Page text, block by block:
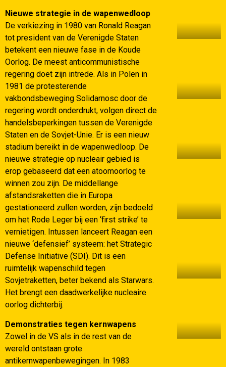
Nieuwe strategie in de wapenwedloop
De verkiezing in 1980 van Ronald Reagan
tot president van de Verenigde Staten
betekent een nieuwe fase in de Koude
Oorlog. De meest anticommunistische
regering doet zijn intrede. Als in Polen in
1981 de protesterende
vakbondsbeweging Solidarnosc door de
regering wordt onderdrukt, volgen direct de
handelsbeperkingen tussen de Verenigde
Staten en de Sovjet-Unie. Er is een nieuw
stadium bereikt in de wapenwedloop. De
nieuwe strategie op nucleair gebied is
erop gebaseerd dat een atoomoorlog te
winnen zou zijn. De middellange
afstandsraketten die in Europa
gestationeerd zullen worden, zijn bedoeld
om het Rode Leger bij een ‘first strike’ te
vernietigen. Intussen lanceert Reagan een
nieuwe ‘defensief’ systeem: het Strategic
Defense Initiative (SDI). Dit is een
ruimtelijk wapenschild tegen
Sovjetraketten, beter bekend als Starwars.
Het brengt een daadwerkelijke nucleaire
oorlog dichterbij.
Demonstraties tegen kernwapens
Zowel in de VS als in de rest van de
wereld ontstaan grote
antikernwapenbewegingen. In 1983